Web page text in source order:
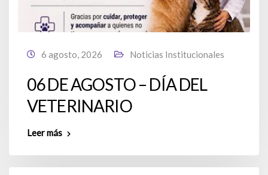
6 agosto, 2026 Noticias Institucionales
06 DE AGOSTO – DÍA DEL
VETERINARIO
Leer más